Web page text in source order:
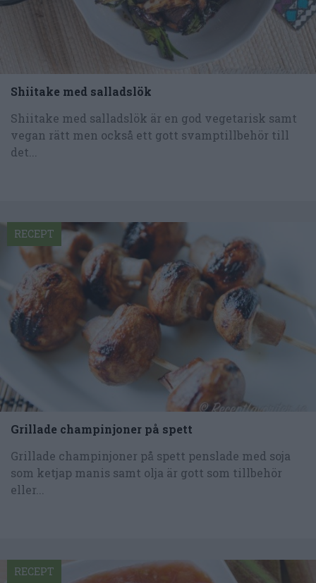
Shiitake med salladslök
Shiitake med salladslök är en god vegetarisk samt
vegan rätt men också ett gott svamptillbehör till
det...
Grillade champinjoner på spett
Grillade champinjoner på spett penslade med soja
som ketjap manis samt olja är gott som tillbehör
eller...
RECEPT
RECEPT